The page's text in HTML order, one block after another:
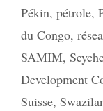
Pékin, pétrole,
du Congo,
SAMIM,
Development
Suisse,